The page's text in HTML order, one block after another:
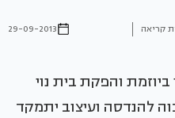
29-09-2013
2013 שייערך ביוזמת והפקת בית נוי
להנדסה ועיצוב יתמקד